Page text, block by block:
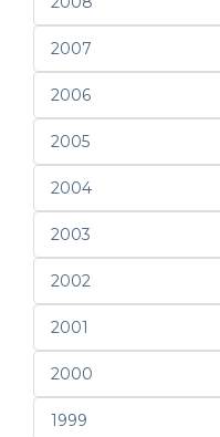
2007
2006
2005
2004
2003
2002
2001
2000
1999